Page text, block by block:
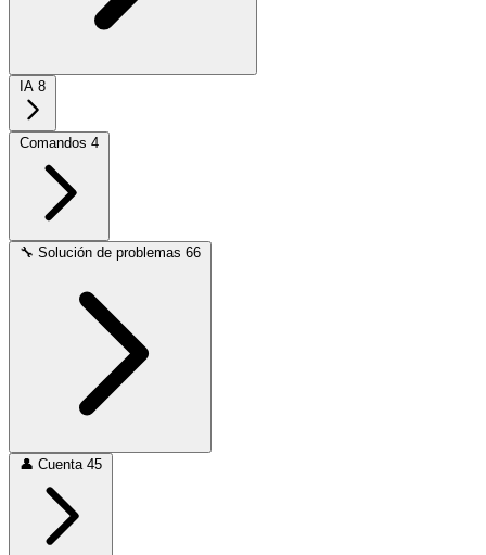
IA 8
Comandos 4
🔧 Solución de problemas 66
👤 Cuenta 45